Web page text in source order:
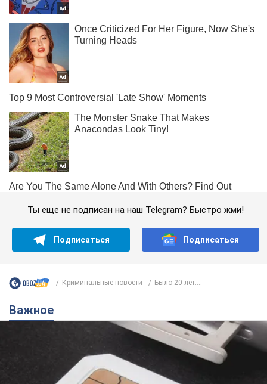
Ты еще не подписан на наш Telegram? Быстро жми!
Подписаться Подписаться
Криминальные новости Было 20 лет:...
Важное